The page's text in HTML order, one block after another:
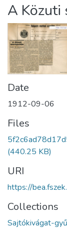
Statistics
About us
A Közuti
Date
1912-09-06
Files
(440.25 KB)
URI
https://
Collections
Sajtókivágat-